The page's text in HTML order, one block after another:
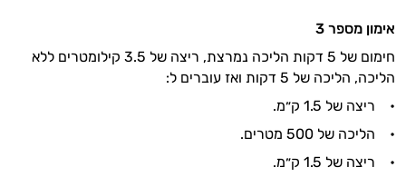
אימון מספר 3
חימום של 5 דקות הליכה נמרצת, ריצה של 3.5 קילומטרים ללא
הליכה, הליכה של 5 דקות ואז עוברים ל:
• ריצה של 1.5 ק״מ.
• הליכה של 500 מטרים.
• ריצה של 1.5 ק״מ.